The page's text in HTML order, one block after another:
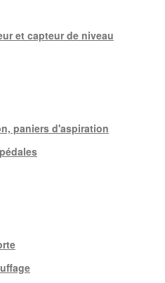
et capteur de niveau
paniers d'aspiration